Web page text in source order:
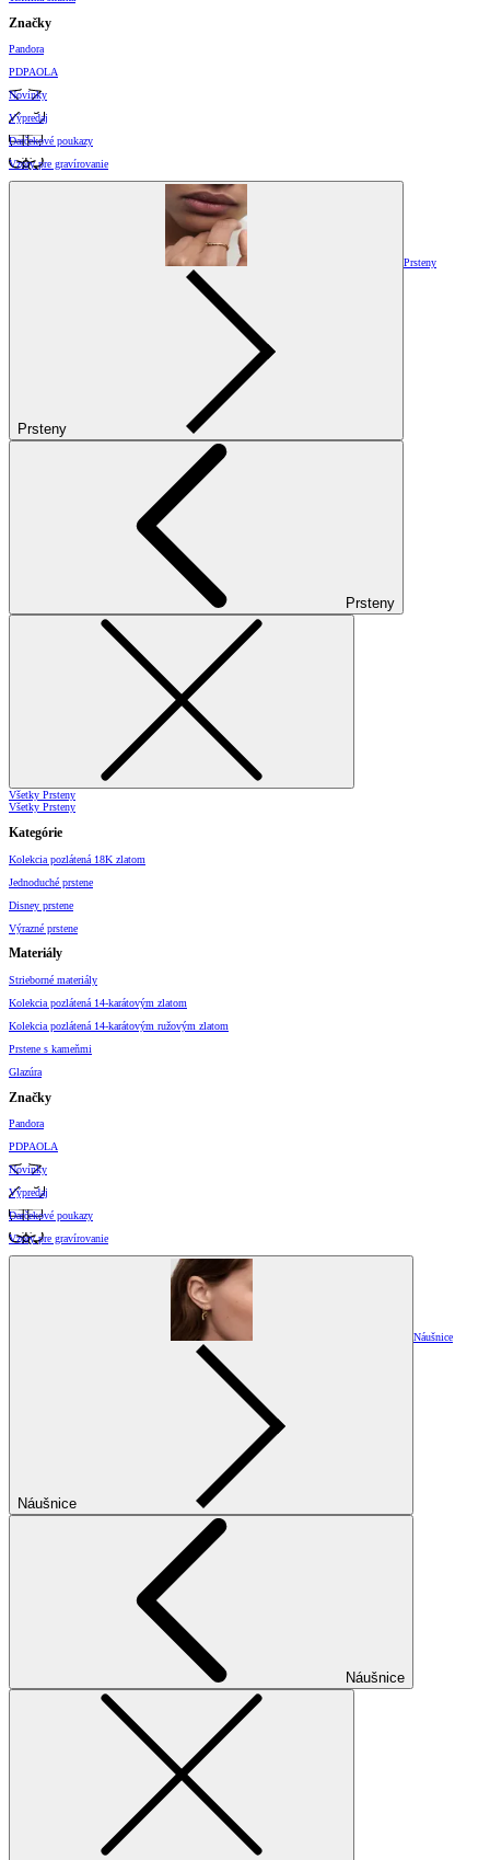
Značky
Pandora
PDPAOLA
Novinky
Výpredaj
Darčekové poukazy
Vzory pre gravírovanie
Prsteny
Prsteny
Prsteny
Všetky Prsteny
Všetky Prsteny
Kategórie
Kolekcia pozlátená 18K zlatom
Jednoduché prstene
Disney prstene
Výrazné prstene
Materiály
Strieborné materiály
Kolekcia pozlátená 14-karátovým zlatom
Kolekcia pozlátená 14-karátovým ružovým zlatom
Prstene s kameňmi
Glazúra
Značky
Pandora
PDPAOLA
Novinky
Výpredaj
Darčekové poukazy
Vzory pre gravírovanie
Náušnice
Náušnice
Náušnice